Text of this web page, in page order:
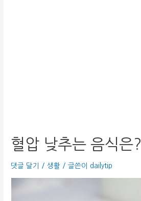
혈압 낮추는 음식은?
댓글 달기 /생활 / 글쓴이 dailytip